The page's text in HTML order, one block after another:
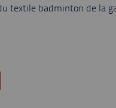
textile badminton de la